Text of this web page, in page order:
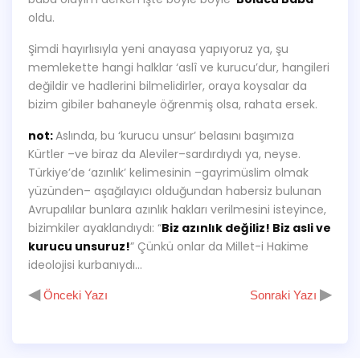
oldu.
Şimdi hayırlısıyla yeni anayasa yapıyoruz ya, şu
memlekette hangi halklar ‘aslî ve kurucu’dur, hangileri
değildir ve hadlerini bilmelidirler, oraya koysalar da
bizim gibiler bahaneyle öğrenmiş olsa, rahata ersek.
not:Aslında, bu ‘kurucu unsur’ belasını başımıza
Kürtler –ve biraz da Aleviler–sardırdıydı ya, neyse.
Türkiye’de ‘azınlık’ kelimesinin –gayrimüslim olmak
yüzünden– aşağılayıcı olduğundan habersiz bulunan
Avrupalılar bunlara azınlık hakları verilmesini isteyince,
bizimkiler ayaklandıydı: “Biz azınlık değiliz! Biz asli ve
kurucu unsuruz!” Çünkü onlar da Millet-i Hakime
ideolojisi kurbanıydı…
◀ Önceki Yazı Sonraki Yazı ▶